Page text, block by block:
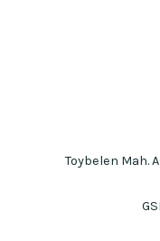
Toybelen Mah.